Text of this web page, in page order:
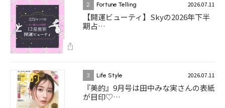
2 Fortune Telling 2026.07.11
【開運ビューティ】Skyの2026年下半
期占…
3 Life Style 2026.07.11
『美的』9月号は田中みな実さんの表紙
が目印♡…